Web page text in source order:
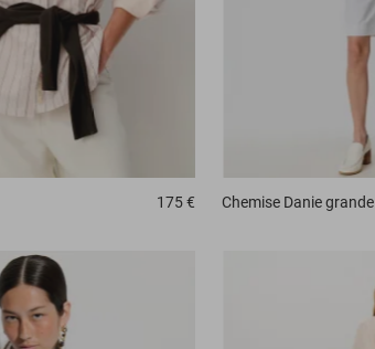
175 € Chemise Danie grande